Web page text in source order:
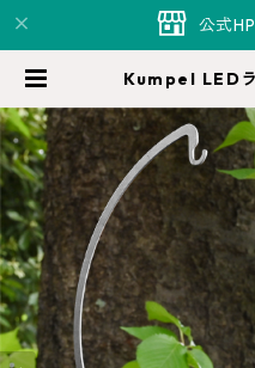
公式
Kumpel LED